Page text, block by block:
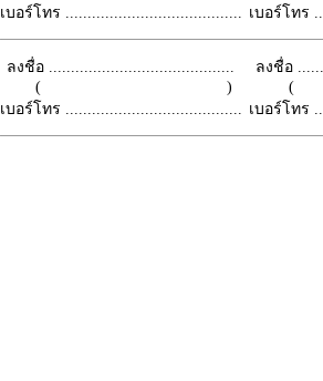
เบอร์โทร ........................................ เบอร์โทร
ลงชื่อ ..........................................
( )
เบอร์โทร ........................................
ลงชื่อ
เบอร์โทร